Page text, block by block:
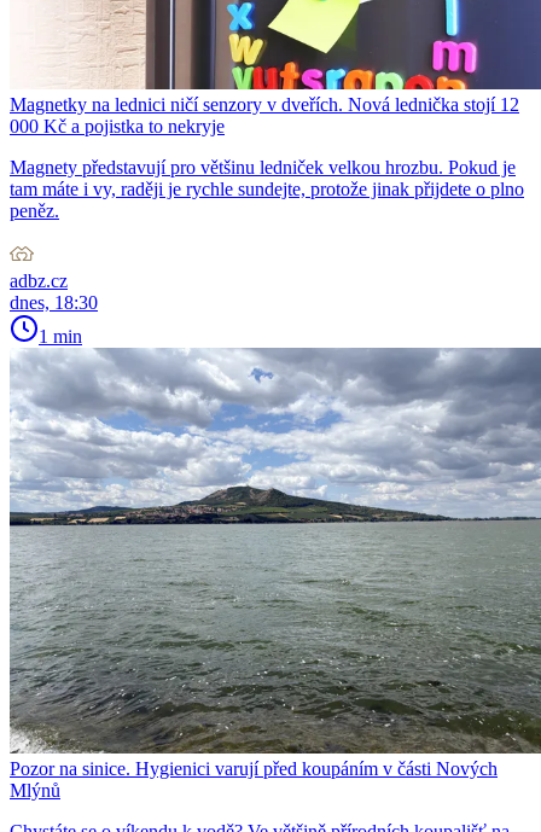
Magnetky na lednici ničí senzory v dveřích. Nová lednička stojí 12
000 Kč a pojistka to nekryje
Magnety představují pro většinu ledniček velkou hrozbu. Pokud je
tam máte i vy, raději je rychle sundejte, protože jinak přijdete o plno
peněz.
adbz.cz
dnes, 18:30
1 min
Pozor na sinice. Hygienici varují před koupáním v části Nových
Mlýnů